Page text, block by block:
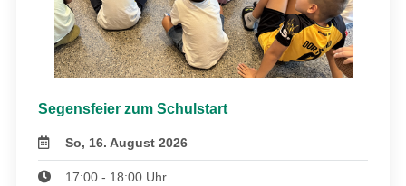
Segensfeier zum Schulstart
So, 16. August 2026
17:00 - 18:00 Uhr